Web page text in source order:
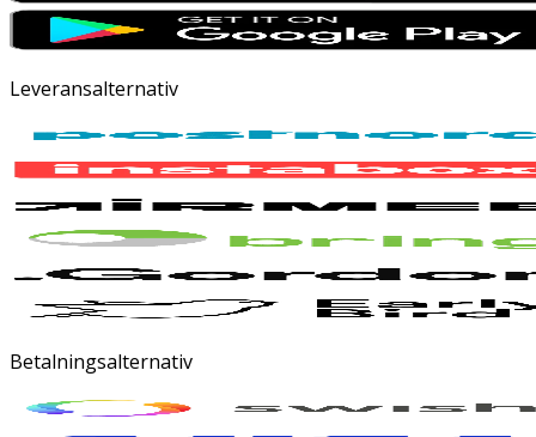
Leveransalternativ
Betalningsalternativ